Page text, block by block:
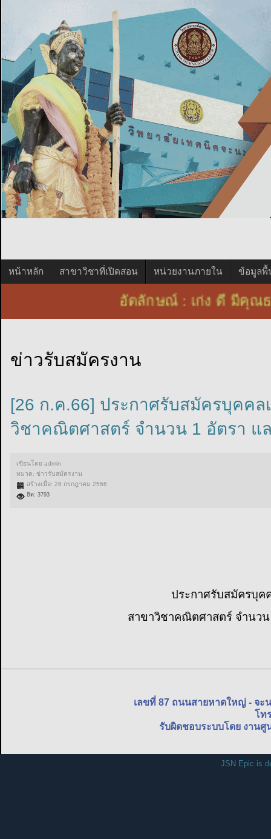
หน้าหลัก สาขาวิชาที่เปิดสอน หน่วยงานภายใน ข้อมูลพื้
อัตลักษณ์ : เก่ง ดี มี
ข่าวรับสมัครงาน
[26 ก.ค.66] ประกาศรับสมัครบุคคล
วิชาคณิตศาสตร์ จำนวน 1 อัตรา แ
เขียนโดยadmin
หมวด:ข่าวรับสมัครงาน
สร้างเมื่อ: 26 กรกฎาคม 2566
ฮิต: 3793
ประกาศรับสมัครบุค
สาขาวิชาคณิตศาสตร์ จำนวน
เลขที่ 87 ถนนสายหาดใหญ่ - จ
โท
รับผิดชอบระบบโดย งาน
JSN Epic is